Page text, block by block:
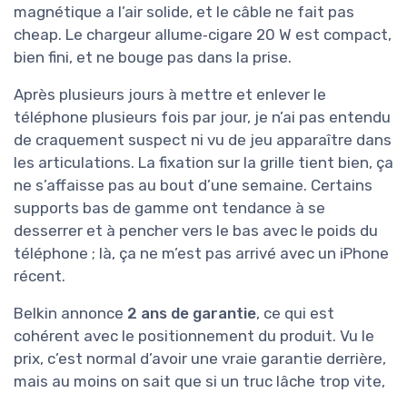
magnétique a l’air solide, et le câble ne fait pas
cheap. Le chargeur allume‑cigare 20 W est compact,
bien fini, et ne bouge pas dans la prise.
Après plusieurs jours à mettre et enlever le
téléphone plusieurs fois par jour, je n’ai pas entendu
de craquement suspect ni vu de jeu apparaître dans
les articulations. La fixation sur la grille tient bien, ça
ne s’affaisse pas au bout d’une semaine. Certains
supports bas de gamme ont tendance à se
desserrer et à pencher vers le bas avec le poids du
téléphone ; là, ça ne m’est pas arrivé avec un iPhone
récent.
Belkin annonce 2 ans de garantie, ce qui est
cohérent avec le positionnement du produit. Vu le
prix, c’est normal d’avoir une vraie garantie derrière,
mais au moins on sait que si un truc lâche trop vite,